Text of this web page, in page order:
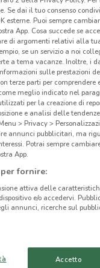
Riprova più tardi.
Se dai il tuo consenso
esterne. Puoi sempre
App. Cosa succede se
di argomenti relativi alla
se un servizio a noi
a tema vacanze. Inoltre, i
sulle prestazioni
terze parti per
meglio indicato nel
per la creazione di
e analisi delle
> Privacy >
annunci pubblicitari, ma
Potrai sempre
App.
fornire:
attiva delle
e/o accedervi.
annunci, ricerche sul
Accetto